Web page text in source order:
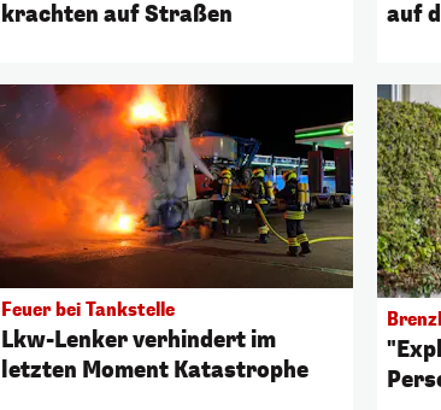
krachten auf Straßen
auf
Feuer bei Tankstelle
Lkw-Lenker verhindert im
letzten Moment Katastrophe